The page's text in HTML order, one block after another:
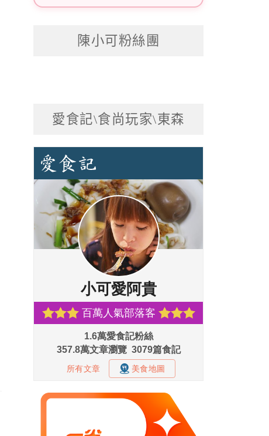
陳小可粉絲團
愛食記\食尚玩家\東森